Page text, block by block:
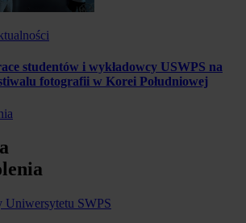
studentów i wykładowcy USWPS na
fotografii w Korei Południowej
Uniwersytetu SWPS